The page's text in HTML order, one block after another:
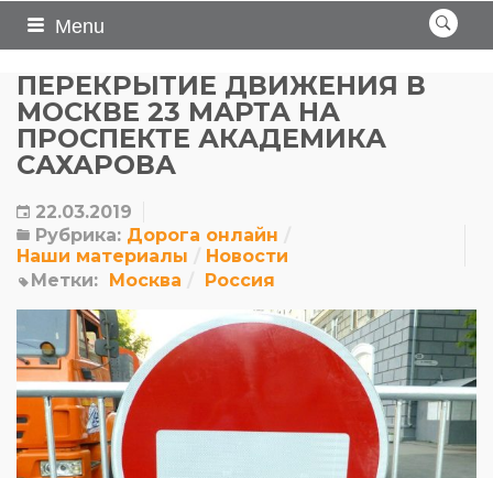
Menu
ПЕРЕКРЫТИЕ ДВИЖЕНИЯ В
МОСКВЕ 23 МАРТА НА
ПРОСПЕКТЕ АКАДЕМИКА
САХАРОВА
22.03.2019
Рубрика: Дорога онлайн
Наши материалы
Новости
Метки: Москва Россия